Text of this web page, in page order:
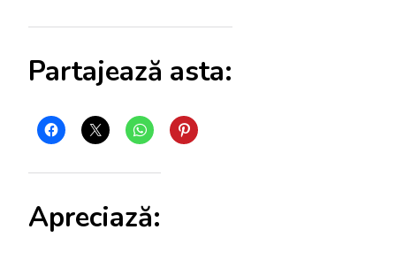
Partajează asta:
Apreciază: